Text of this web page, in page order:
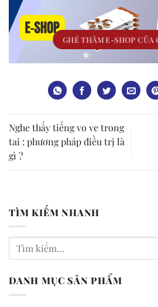
TÌM KIẾM NHANH
DANH MỤC SẢN PHẨM
GHÉ THĂM E-SHOP CỦA
Nghe thấy tiếng vo ve trong
tai : phương pháp điều trị là
gì ?